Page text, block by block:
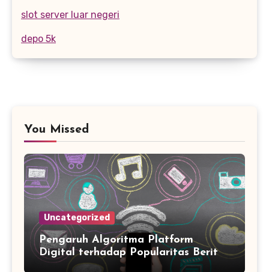
slot server luar negeri
depo 5k
You Missed
Uncategorized
Pengaruh Algoritma Platform
Digital terhadap Popularitas Berita
Trending Harian